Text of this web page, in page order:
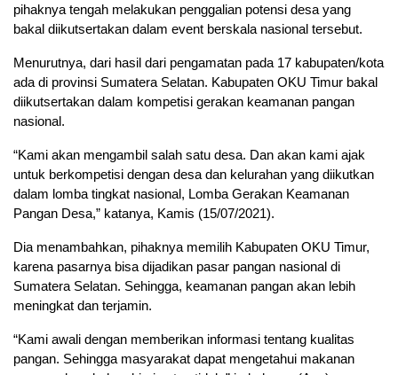
pihaknya tengah melakukan penggalian potensi desa yang
bakal diikutsertakan dalam event berskala nasional tersebut.
Menurutnya, dari hasil dari pengamatan pada 17 kabupaten/kota
ada di provinsi Sumatera Selatan. Kabupaten OKU Timur bakal
diikutsertakan dalam kompetisi gerakan keamanan pangan
nasional.
“Kami akan mengambil salah satu desa. Dan akan kami ajak
untuk berkompetisi dengan desa dan kelurahan yang diikutkan
dalam lomba tingkat nasional, Lomba Gerakan Keamanan
Pangan Desa,” katanya, Kamis (15/07/2021).
Dia menambahkan, pihaknya memilih Kabupaten OKU Timur,
karena pasarnya bisa dijadikan pasar pangan nasional di
Sumatera Selatan. Sehingga, keamanan pangan akan lebih
meningkat dan terjamin.
“Kami awali dengan memberikan informasi tentang kualitas
pangan. Sehingga masyarakat dapat mengetahui makanan